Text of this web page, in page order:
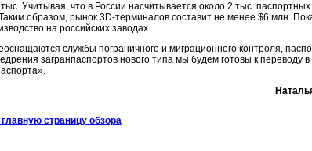
Учитывая, что в России насчитывается около 2 тыс.
образом, рынок 3D-терминалов составит не менее $6 млн.
на российских заводах.
службы пограничного и миграционного контроля,
загранпаспортов нового типа мы будем готовы к переводу
страницу обзора